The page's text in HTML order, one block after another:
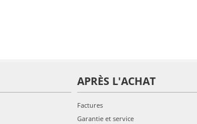
APRÈS L'ACHAT
Factures
Garantie et service